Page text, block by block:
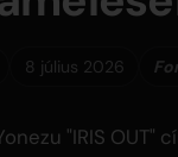
8 július 2026
"IRIS